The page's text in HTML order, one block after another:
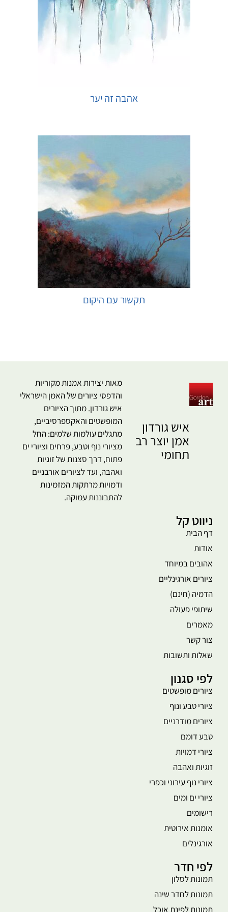
אהבה זה יער
תקשור עם היקום
איש גורדון
אמן יוצר רב
תחומי
מאות יצירות אמנות מקוריות
והדפסי ציורים של האמן הישראלי
איש גורדון. מתוך הציורים
המופשטים והאקספרסיביים,
מתגלים עולמות שלמים: החל
מציורי נוף וטבע, פרחים וציורי ים
פתוח, דרך סצנות של זוגיות
ואהבה, ועד לציורים אורבניים
ודמויות מרתקות המזמינות
להתבוננות עמוקה.
ניווט קל
דף הבית
אודות
אהובים במיוחד
ציורים אורגינליים
הדמיה (חינם)
שיתופי פעולה
מאמרים
צור קשר
שאלות ותשובות
לפי סגנון
ציורים מופשטים
ציורי טבע ונוף
ציורים מודרניים
טבע דומם
ציורי דמויות
זוגיות ואהבה
ציורי נוף עירוני וכפרי
ציורי ים ומים
רישומים
אומנות אירוטית
אורגינלים
לפי חדר
תמונות לסלון
תמונות לחדר שינה
תמונות לפינת אוכל